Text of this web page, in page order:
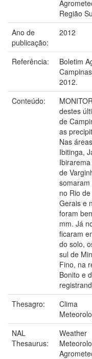
Região
Ano de
publicação:
2012
Referência:
Boletim
2012.
Conteúdo:
destes
de
as
Nas
Ibitinga,
de
no Rio
Gerais e
foram
mm. Já
ficaram
do solo,
sul de
Fino, na
Bonito e
Thesagro:
Clima
NAL
Thesaurus:
Weather